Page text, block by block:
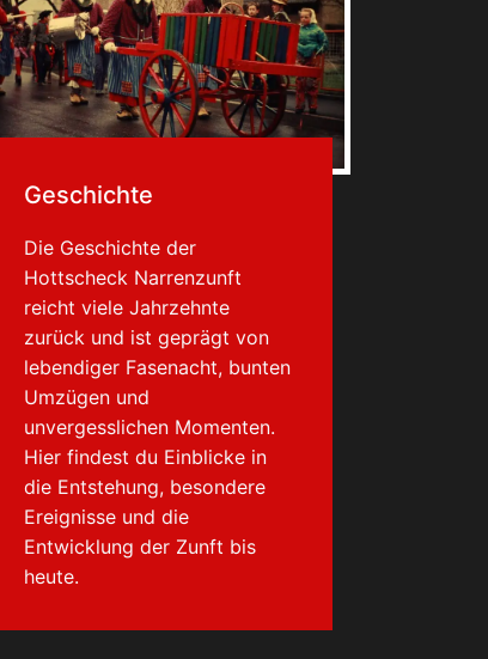
Geschichte
Die Geschichte der
Hottscheck Narrenzunft
reicht viele Jahrzehnte
zurück und ist geprägt von
lebendiger Fasenacht, bunten
Umzügen und
unvergesslichen Momenten.
Hier findest du Einblicke in
die Entstehung, besondere
Ereignisse und die
Entwicklung der Zunft bis
heute.